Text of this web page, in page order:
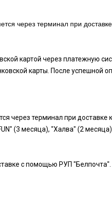
через терминал при
картой через платежную
карты. После успешной
через терминал при
(3 месяца), "Халва" (2 месяца).
с помощью РУП "Белпочта".